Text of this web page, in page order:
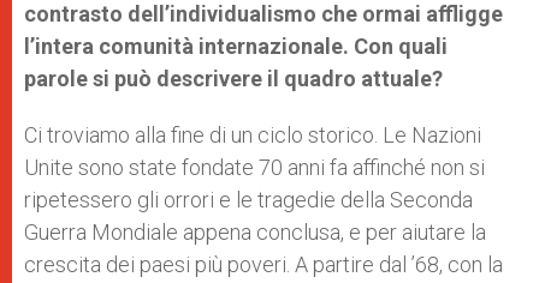
contrasto dell’individualismo che ormai affligge
l’intera comunità internazionale. Con quali
parole si può descrivere il quadro attuale?
Ci troviamo alla fine di un ciclo storico. Le Nazioni
Unite sono state fondate 70 anni fa affinché non si
ripetessero gli orrori e le tragedie della Seconda
Guerra Mondiale appena conclusa, e per aiutare la
crescita dei paesi più poveri. A partire dal ’68, con la